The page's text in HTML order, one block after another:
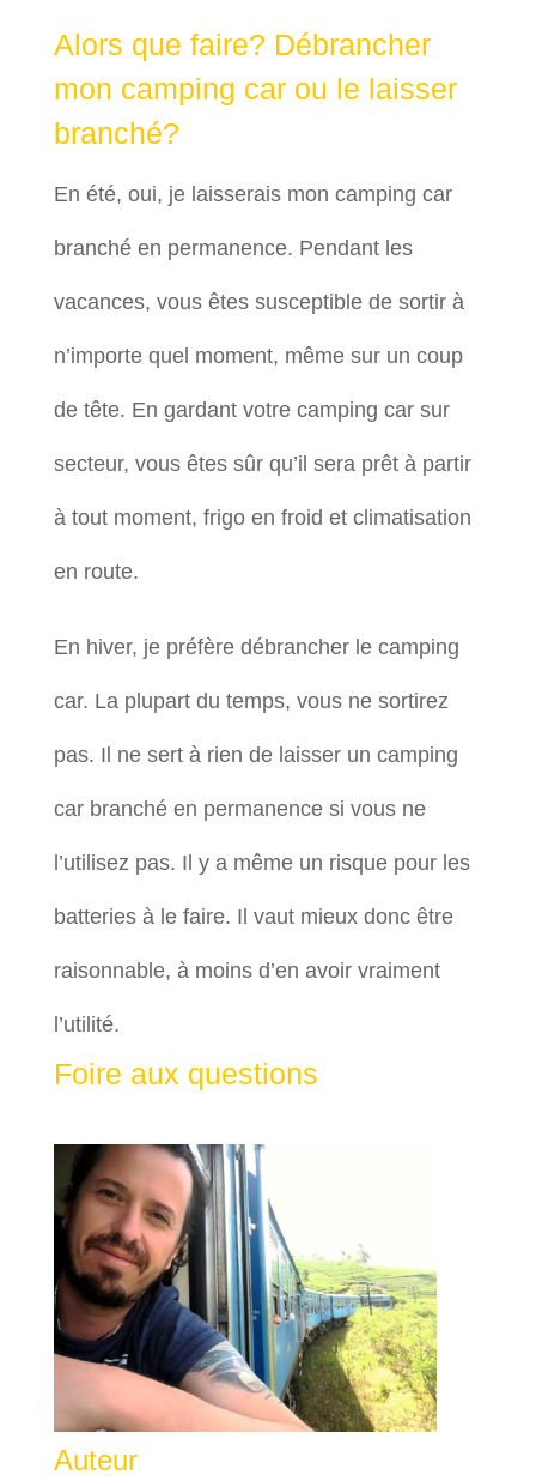
Alors que faire? Débrancher
mon camping car ou le laisser
branché?
En été, oui, je laisserais mon camping car
branché en permanence. Pendant les
vacances, vous êtes susceptible de sortir à
n’importe quel moment, même sur un coup
de tête. En gardant votre camping car sur
secteur, vous êtes sûr qu’il sera prêt à partir
à tout moment, frigo en froid et climatisation
en route.
En hiver, je préfère débrancher le camping
car. La plupart du temps, vous ne sortirez
pas. Il ne sert à rien de laisser un camping
car branché en permanence si vous ne
l’utilisez pas. Il y a même un risque pour les
batteries à le faire. Il vaut mieux donc être
raisonnable, à moins d’en avoir vraiment
l’utilité.
Foire aux questions
Auteur